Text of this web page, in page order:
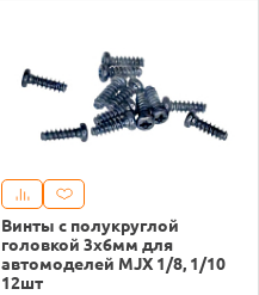
Винты с полукруглой
головкой 3х6мм для
автомоделей MJX 1/8, 1/10
12шт